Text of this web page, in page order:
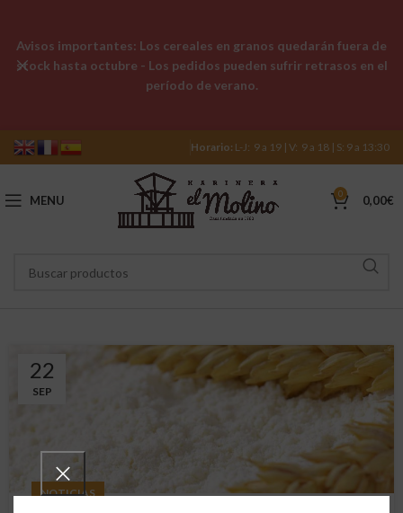
Horario: L-J: 9 a 19 | V: 9 a 18 | S: 9 a 13:30
MENU 0 0,00€
22
SEP
NOTICIAS
Avisos importantes: Los cereales en granos quedarán fuera de
stock hasta octubre - Los pedidos pueden sufrir retrasos en el
período de verano.